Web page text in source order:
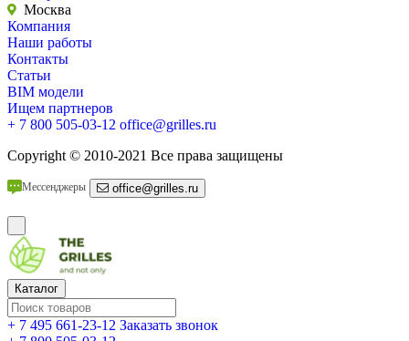
Москва
Компания
Наши работы
Контакты
Статьи
BIM модели
Ищем партнеров
+ 7 800 505-03-12 office@grilles.ru
Copyright © 2010-2021 Все права защищены
Мессенджеры office@grilles.ru
Каталог
+ 7 495 661-23-12 Заказать звонок